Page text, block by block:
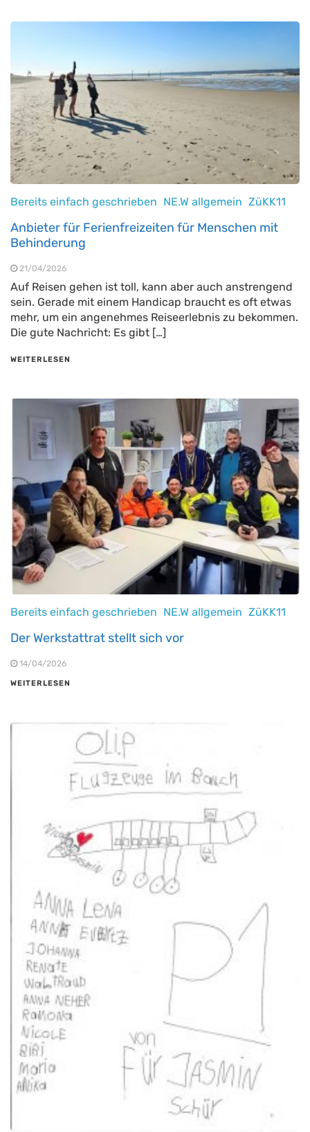
Bereits einfach geschrieben NE.W allgemein ZüKK11
Anbieter für Ferienfreizeiten für Menschen mit
Behinderung
21/04/2026
Auf Reisen gehen ist toll, kann aber auch anstrengend
sein. Gerade mit einem Handicap braucht es oft etwas
mehr, um ein angenehmes Reiseerlebnis zu bekommen.
Die gute Nachricht: Es gibt […]
WEITERLESEN
Bereits einfach geschrieben NE.W allgemein ZüKK11
Der Werkstattrat stellt sich vor
14/04/2026
WEITERLESEN